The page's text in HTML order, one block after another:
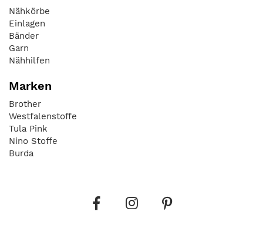
Nähkörbe
Einlagen
Bänder
Garn
Nähhilfen
Marken
Brother
Westfalenstoffe
Tula Pink
Nino Stoffe
Burda